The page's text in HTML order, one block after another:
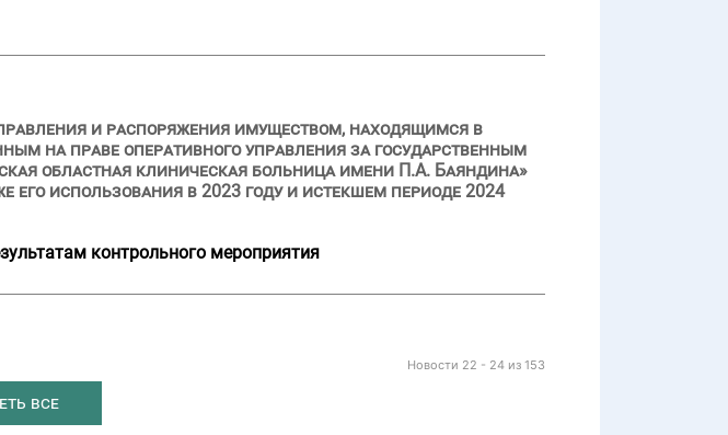
и распоряжения имуществом, находящимся в
на праве оперативного управления за государственным
областная клиническая больница имени П.А. Баяндина»
использования в 2023 году и истекшем периоде 2024
контрольного мероприятия
Новости 22 - 24 из 153
все